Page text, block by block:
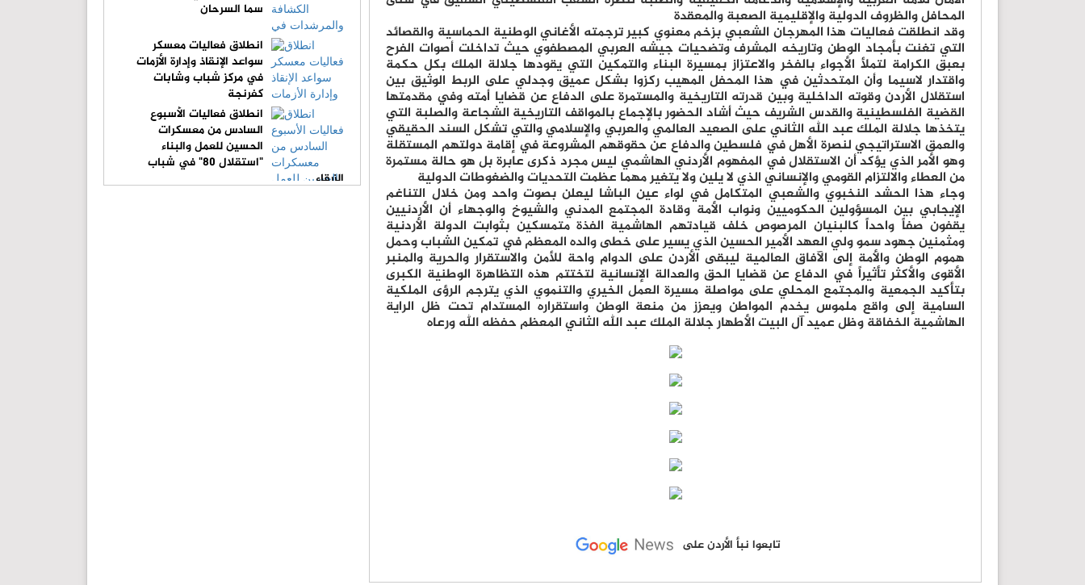
المحافل والظروف الدولية والإقليمية الصعبة والمعقدة
وقد انطلقت فعاليات هذا المهرجان الشعبي بزخم معنوي كبير ترجمته الأغاني الوطنية الحماسية والقصائد
التي تغنت بأمجاد الوطن وتاريخه المشرف وتضحيات جيشه العربي المصطفوي حيث تداخلت أصوات الفرح
بعبق الكرامة لتملأ الأجواء بالفخر والاعتزاز بمسيرة البناء والتمكين التي يقودها جلالة الملك بكل حكمة
واقتدار لاسيما وأن المتحدثين في هذا المحفل المهيب ركزوا بشكل عميق وجدلي على الربط الوثيق بين
استقلال الأردن وقوته الداخلية وبين قدرته التاريخية والمستمرة على الدفاع عن قضايا أمته وفي مقدمتها
القضية الفلسطينية والقدس الشريف حيث أشاد الحضور بالإجماع بالمواقف التاريخية الشجاعة والصلبة التي
يتخذها جلالة الملك عبد الله الثاني على الصعيد العالمي والعربي والإسلامي والتي تشكل السند الحقيقي
والعمق الاستراتيجي لنصرة الأهل في فلسطين والدفاع عن حقوقهم المشروعة في إقامة دولتهم المستقلة
وهو الأمر الذي يؤكد أن الاستقلال في المفهوم الأردني الهاشمي ليس مجرد ذكرى عابرة بل هو حالة مستمرة
من العطاء والالتزام القومي والإنساني الذي لا يلين ولا يتغير مهما عظمت التحديات والضغوطات الدولية
وجاء هذا الحشد النخبوي والشعبي المتكامل في لواء عين الباشا ليعلن بصوت واحد ومن خلال التناغم
الإيجابي بين المسؤولين الحكوميين ونواب الأمة وقادة المجتمع المدني والشيوخ والوجهاء أن الأردنيين
يقفون صفاً واحداً كالبنيان المرصوص خلف قيادتهم الهاشمية الفذة متمسكين بثوابت الدولة الأردنية
ومثمنين جهود سمو ولي العهد الأمير الحسين الذي يسير على خطى والده المعظم في تمكين الشباب وحمل
هموم الوطن والأمة إلى الآفاق العالمية ليبقى الأردن على الدوام واحة للأمن والاستقرار والحرية والمنبر
الأقوى والأكثر تأثيراً في الدفاع عن قضايا الحق والعدالة الإنسانية لتختتم هذه التظاهرة الوطنية الكبرى
بتأكيد الجمعية والمجتمع المحلي على مواصلة مسيرة العمل الخيري والتنموي الذي يترجم الرؤى الملكية
السامية إلى واقع ملموس يخدم المواطن ويعزز من منعة الوطن واستقراره المستدام تحت ظل الراية
الهاشمية الخفاقة وظل عميد آل البيت الأطهار جلالة الملك عبد الله الثاني المعظم حفظه الله ورعاه
تابعوا نبأ الأردن على
سما السرحان
انطلاق فعاليات معسكر
سواعد الإنقاذ وإدارة الأزمات
في مركز شباب وشابات
كفرنجة
انطلاق فعاليات الأسبوع
السادس من معسكرات
الحسين للعمل والبناء
"استقلال 80" في شباب
الزرقاء